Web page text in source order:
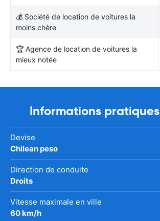
💰 Société de location de voitures la
moins chère
🏆 Agence de location de voitures la
mieux notée
Informations pratiques
Devise
Chilean peso
Direction de conduite
Droits
Vitesse maximale en ville
60 km/h